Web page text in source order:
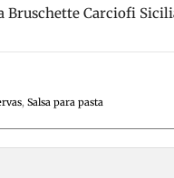
Bruschette Carciofi
, Salsa para pasta